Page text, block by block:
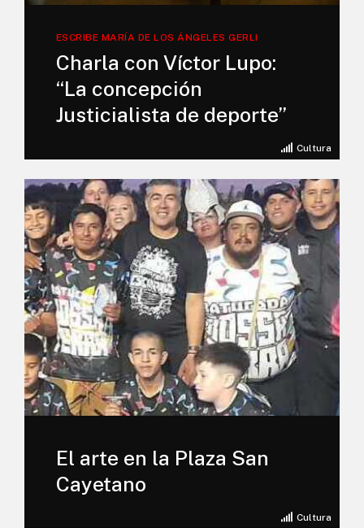
Cultura
ESCRIBE MARÍA DE LOS ÁNGELES GERLI
Charla con Víctor Lupo:
“La concepción
Justicialista de deporte”
Cultura
El arte en la Plaza San
Cayetano